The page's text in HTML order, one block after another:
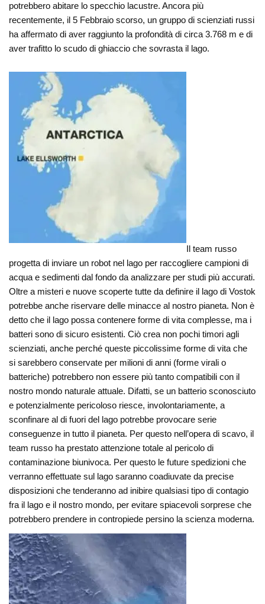
potrebbero abitare lo specchio lacustre. Ancora più
recentemente, il 5 Febbraio scorso, un gruppo di scienziati russi
ha affermato di aver raggiunto la profondità di circa 3.768 m e di
aver trafitto lo scudo di ghiaccio che sovrasta il lago.
Il team russo
progetta di inviare un robot nel lago per raccogliere campioni di
acqua e sedimenti dal fondo da analizzare per studi più accurati.
Oltre a misteri e nuove scoperte tutte da definire il lago di Vostok
potrebbe anche riservare delle minacce al nostro pianeta. Non è
detto che il lago possa contenere forme di vita complesse, ma i
batteri sono di sicuro esistenti. Ciò crea non pochi timori agli
scienziati, anche perché queste piccolissime forme di vita che
si sarebbero conservate per milioni di anni (forme virali o
batteriche) potrebbero non essere più tanto compatibili con il
nostro mondo naturale attuale. Difatti, se un batterio sconosciuto
e potenzialmente pericoloso riesce, involontariamente, a
sconfinare al di fuori del lago potrebbe provocare serie
conseguenze in tutto il pianeta. Per questo nell’opera di scavo, il
team russo ha prestato attenzione totale al pericolo di
contaminazione biunivoca. Per questo le future spedizioni che
verranno effettuate sul lago saranno coadiuvate da precise
disposizioni che tenderanno ad inibire qualsiasi tipo di contagio
fra il lago e il nostro mondo, per evitare spiacevoli sorprese che
potrebbero prendere in contropiede persino la scienza moderna.